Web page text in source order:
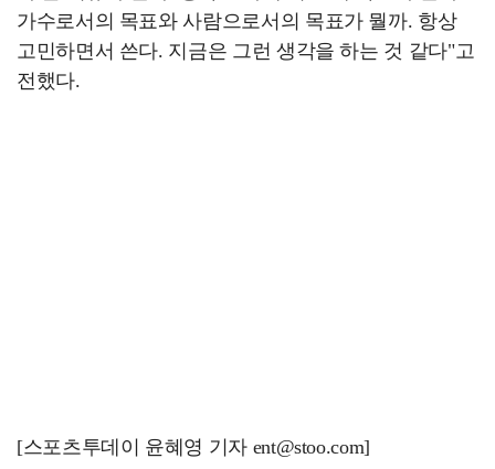
가수로서의 목표와 사람으로서의 목표가 뭘까. 항상
고민하면서 쓴다. 지금은 그런 생각을 하는 것 같다"고
전했다.
[스포츠투데이 윤혜영 기자 ent@stoo.com]